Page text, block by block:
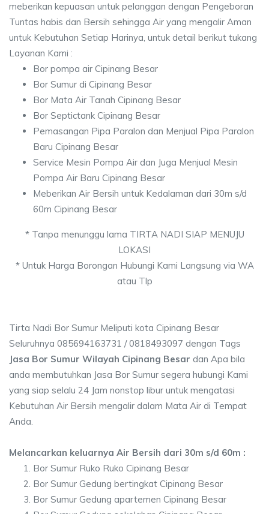
meberikan kepuasan untuk pelanggan dengan Pengeboran
Tuntas habis dan Bersih sehingga Air yang mengalir Aman
untuk Kebutuhan Setiap Harinya, untuk detail berikut tukang
Layanan Kami :
Bor pompa air Cipinang Besar
Bor Sumur di Cipinang Besar
Bor Mata Air Tanah Cipinang Besar
Bor Septictank Cipinang Besar
Pemasangan Pipa Paralon dan Menjual Pipa Paralon
Baru Cipinang Besar
Service Mesin Pompa Air dan Juga Menjual Mesin
Pompa Air Baru Cipinang Besar
Meberikan Air Bersih untuk Kedalaman dari 30m s/d
60m Cipinang Besar
* Tanpa menunggu lama TIRTA NADI SIAP MENUJU
LOKASI
* Untuk Harga Borongan Hubungi Kami Langsung via WA
atau Tlp
Tirta Nadi Bor Sumur Meliputi kota Cipinang Besar
Seluruhnya 085694163731 / 0818493097 dengan Tags
Jasa Bor Sumur Wilayah Cipinang Besar dan Apa bila
anda membutuhkan Jasa Bor Sumur segera hubungi Kami
yang siap selalu 24 Jam nonstop libur untuk mengatasi
Kebutuhan Air Bersih mengalir dalam Mata Air di Tempat
Anda.
Melancarkan keluarnya Air Bersih dari 30m s/d 60m :
Bor Sumur Ruko Ruko Cipinang Besar
Bor Sumur Gedung bertingkat Cipinang Besar
Bor Sumur Gedung apartemen Cipinang Besar